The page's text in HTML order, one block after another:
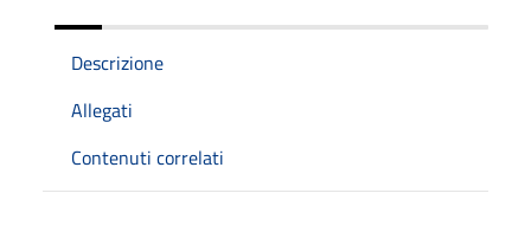
Descrizione
Allegati
Contenuti correlati